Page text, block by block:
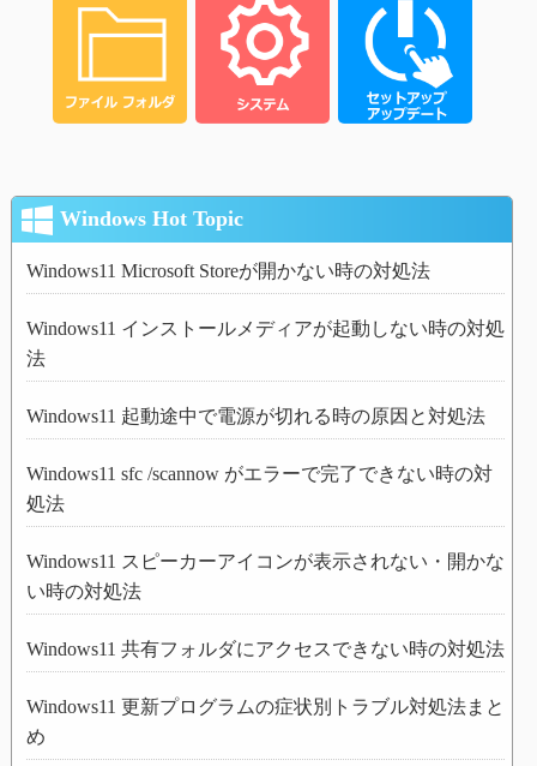
Windows Hot Topic
Windows11 Microsoft Storeが開かない時の対処法
Windows11 インストールメディアが起動しない時の対処
法
Windows11 起動途中で電源が切れる時の原因と対処法
Windows11 sfc /scannow がエラーで完了できない時の対
処法
Windows11 スピーカーアイコンが表示されない・開かな
い時の対処法
Windows11 共有フォルダにアクセスできない時の対処法
Windows11 更新プログラムの症状別トラブル対処法まと
め